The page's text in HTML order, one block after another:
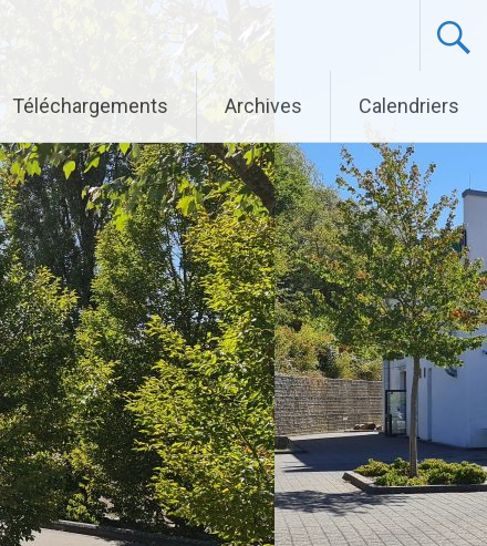
Téléchargements Archives Calendriers